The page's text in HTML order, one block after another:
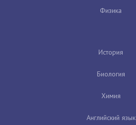
Физика
История
Биология
Химия
Английский язык